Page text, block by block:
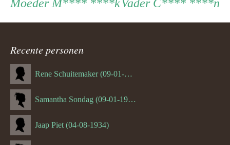
Persoon
ouder
navigatie
Vader C**** ****n
Moeder M**** ****k
Recente personen
Rene Schuitemaker (09-01-1970)
Samantha Sondag (09-01-1993)
Jaap Piet (04-08-1934)